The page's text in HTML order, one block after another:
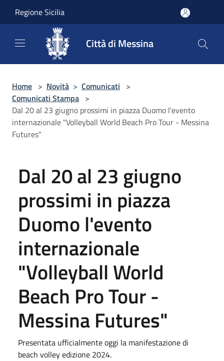
Regione Sicilia
Città di Messina
Home > Novità > Comunicati >
Comunicati Stampa >
Dal 20 al 23 giugno prossimi in piazza Duomo l'evento
internazionale "Volleyball World Beach Pro Tour - Messina
Futures"
Dal 20 al 23 giugno
prossimi in piazza
Duomo l'evento
internazionale
"Volleyball World
Beach Pro Tour -
Messina Futures"
Presentata ufficialmente oggi la manifestazione di
beach volley edizione 2024.